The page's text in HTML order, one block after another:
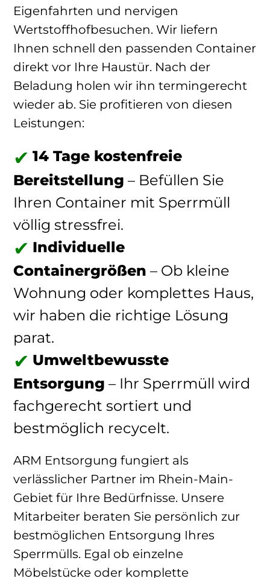
Eigenfahrten und nervigen
Wertstoffhofbesuchen. Wir liefern
Ihnen schnell den passenden Container
direkt vor Ihre Haustür. Nach der
Beladung holen wir ihn termingerecht
wieder ab. Sie profitieren von diesen
Leistungen:
14 Tage kostenfreie
Bereitstellung – Befüllen Sie
Ihren Container mit Sperrmüll
völlig stressfrei.
Individuelle
Containergrößen – Ob kleine
Wohnung oder komplettes Haus,
wir haben die richtige Lösung
parat.
Umweltbewusste
Entsorgung – Ihr Sperrmüll wird
fachgerecht sortiert und
bestmöglich recycelt.
ARM Entsorgung fungiert als
verlässlicher Partner im Rhein-Main-
Gebiet für Ihre Bedürfnisse. Unsere
Mitarbeiter beraten Sie persönlich zur
bestmöglichen Entsorgung Ihres
Sperrmülls. Egal ob einzelne
Möbelstücke oder komplette